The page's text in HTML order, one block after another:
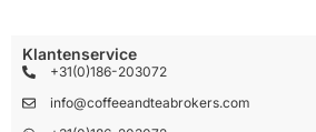
Klantenservice
+31(0)186-203072
info@coffeeandteabrokers.com